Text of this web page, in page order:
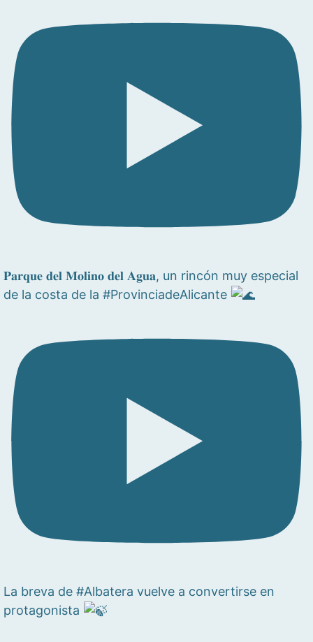
𝐏𝐚𝐫𝐪𝐮𝐞 𝐝𝐞𝐥 𝐌𝐨𝐥𝐢𝐧𝐨 𝐝𝐞𝐥 𝐀𝐠𝐮𝐚, un rincón muy especial
de la costa de la #ProvinciadeAlicante
La breva de #Albatera vuelve a convertirse en
protagonista